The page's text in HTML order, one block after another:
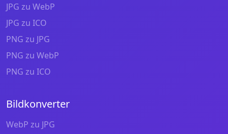
JPG zu WebP
JPG zu ICO
PNG zu JPG
PNG zu WebP
PNG zu ICO
Bildkonverter
WebP zu JPG